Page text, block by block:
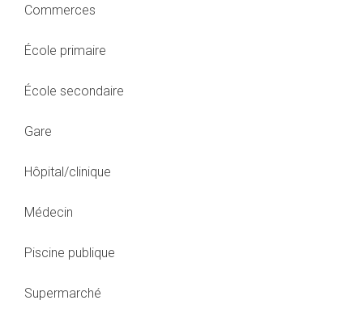
Commerces
École primaire
École secondaire
Gare
Hôpital/clinique
Médecin
Piscine publique
Supermarché